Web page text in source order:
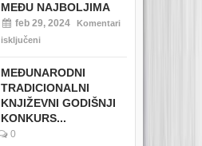
MEĐU NAJBOLJIMA
feb 29, 2024
Komentari
isključeni
MEĐUNARODNI
TRADICIONALNI
KNJIŽEVNI GODIŠNJI
KONKURS...
0